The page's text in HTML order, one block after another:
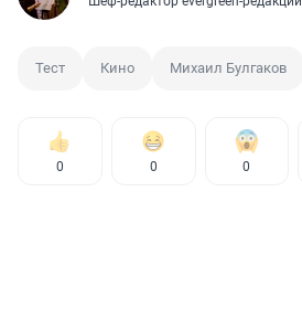
Тест Кино Михаил Булгаков
0 0 0